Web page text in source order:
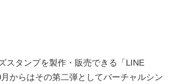
スタンプを製作・販売できる「LINE
からはその第二弾としてバーチャルシン